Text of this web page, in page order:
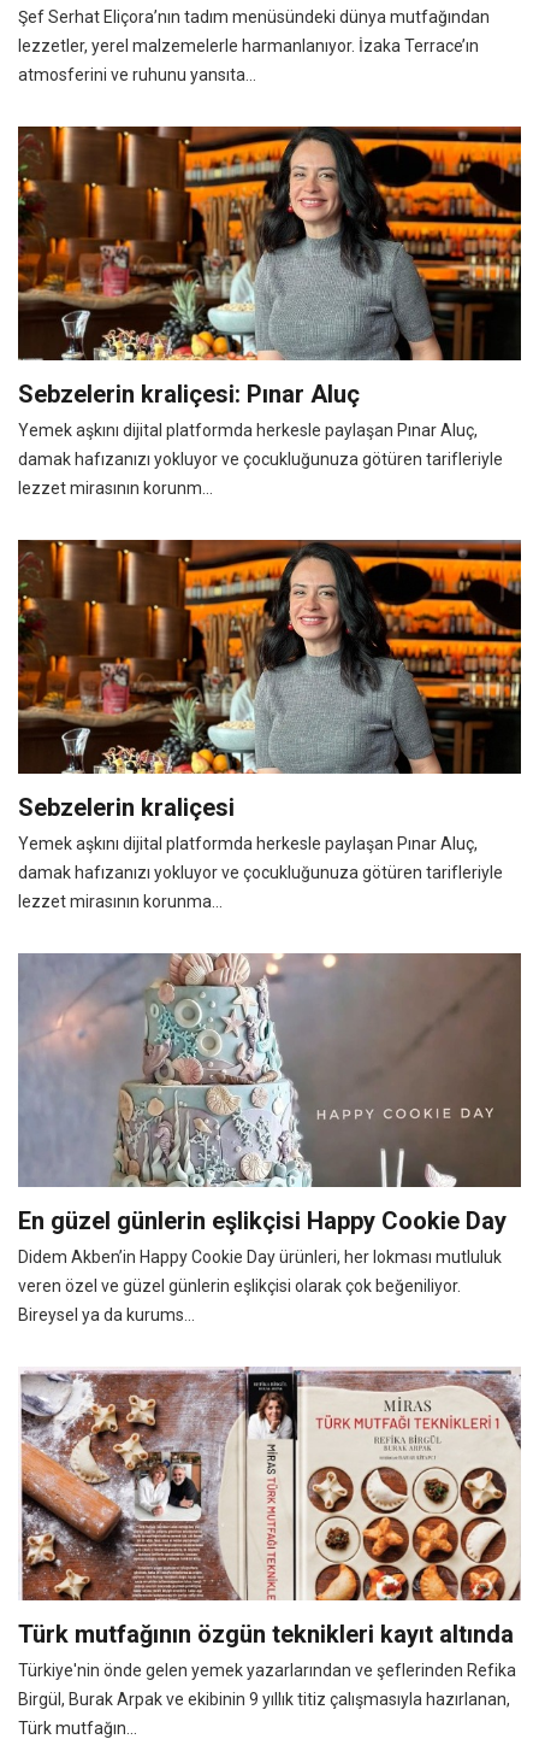
Şef Serhat Eliçora’nın tadım menüsündeki dünya mutfağından
lezzetler, yerel malzemelerle harmanlanıyor. İzaka Terrace’ın
atmosferini ve ruhunu yansıta...
Sebzelerin kraliçesi: Pınar Aluç
Yemek aşkını dijital platformda herkesle paylaşan Pınar Aluç,
damak hafızanızı yokluyor ve çocukluğunuza götüren tarifleriyle
lezzet mirasının korunm...
Sebzelerin kraliçesi
Yemek aşkını dijital platformda herkesle paylaşan Pınar Aluç,
damak hafızanızı yokluyor ve çocukluğunuza götüren tarifleriyle
lezzet mirasının korunma...
En güzel günlerin eşlikçisi Happy Cookie Day
Didem Akben’in Happy Cookie Day ürünleri, her lokması mutluluk
veren özel ve güzel günlerin eşlikçisi olarak çok beğeniliyor.
Bireysel ya da kurums...
Türk mutfağının özgün teknikleri kayıt altında
Türkiye'nin önde gelen yemek yazarlarından ve şeflerinden Refika
Birgül, Burak Arpak ve ekibinin 9 yıllık titiz çalışmasıyla hazırlanan,
Türk mutfağın...